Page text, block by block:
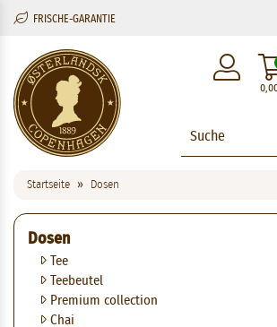
FRISCHE-GARANTIE
Startseite Dosen
Dosen
Tee
Teebeutel
Premium collection
Chai